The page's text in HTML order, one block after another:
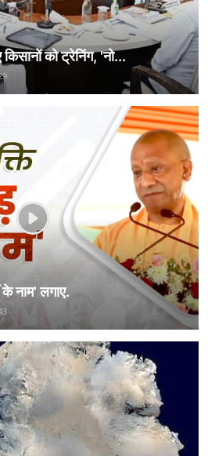
को ट्रेनिंग, 'नो...
नाम' लगाए.